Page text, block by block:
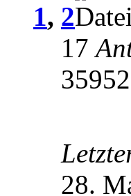
1, 2
17
35952
28.